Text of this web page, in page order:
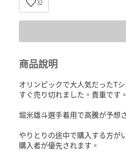
32
商品說明
オリンピックで大人気だったTシ
すぐ売り切れました。貴重です。
堀米雄斗選手着用で高騰が予想
やりとりの途中で購入する方が
購入者が優先されます。